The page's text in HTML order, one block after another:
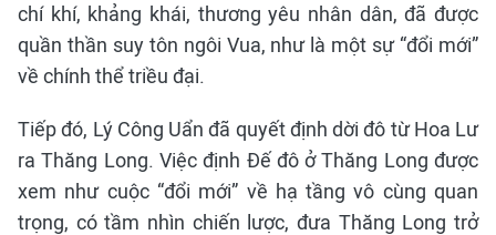
chí khí, khảng khái, thương yêu nhân dân, đã được
quần thần suy tôn ngôi Vua, như là một sự “đổi mới”
về chính thể triều đại.
Tiếp đó, Lý Công Uẩn đã quyết định dời đô từ Hoa Lư
ra Thăng Long. Việc định Đế đô ở Thăng Long được
xem như cuộc “đổi mới” về hạ tầng vô cùng quan
trọng, có tầm nhìn chiến lược, đưa Thăng Long trở